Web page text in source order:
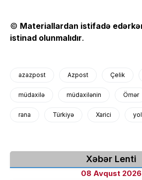
© Materiallardan istifadə
istinad olunmalıdır.
azazpost Azpost Çelik
müdaxilə müdaxilənin Ömər
rana Türkiyə Xarici
Xəbər Lenti
08 Avqust 2026